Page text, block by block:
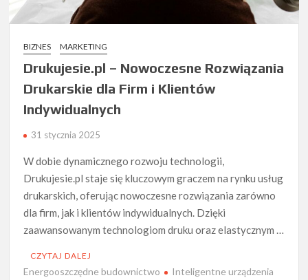
BIZNES MARKETING
Drukujesie.pl – Nowoczesne Rozwiązania
Drukarskie dla Firm i Klientów
Indywidualnych
31 stycznia 2025
W dobie dynamicznego rozwoju technologii,
Drukujesie.pl staje się kluczowym graczem na rynku usług
drukarskich, oferując nowoczesne rozwiązania zarówno
dla firm, jak i klientów indywidualnych. Dzięki
zaawansowanym technologiom druku oraz elastycznym …
CZYTAJ DALEJ
Energooszczędne budownictwo
Inteligentne urządzenia